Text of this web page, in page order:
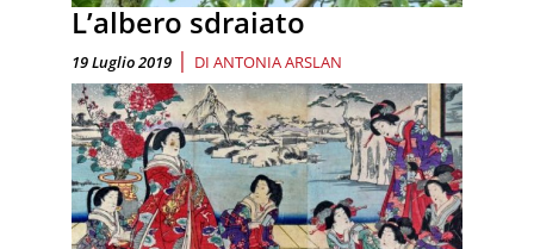
L’albero sdraiato
19 Luglio 2019 | DI ANTONIA ARSLAN